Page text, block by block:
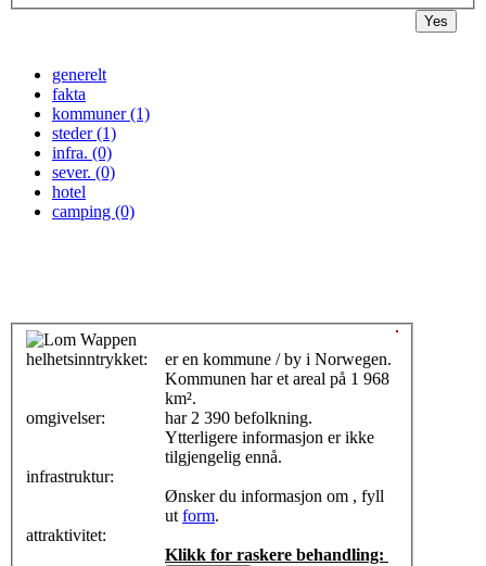
generelt
fakta
kommuner (1)
steder (1)
infra. (0)
sever. (0)
hotel
camping (0)
helhetsinntrykket:
omgivelser:
infrastruktur:
attraktivitet:
er en kommune / by i Norwegen.
Kommunen har et areal på 1 968
km².
har 2 390 befolkning.
Ytterligere informasjon er ikke
tilgjengelig ennå.
Ønsker du informasjon om , fyll
ut form.
Klikk for raskere behandling:
Yes